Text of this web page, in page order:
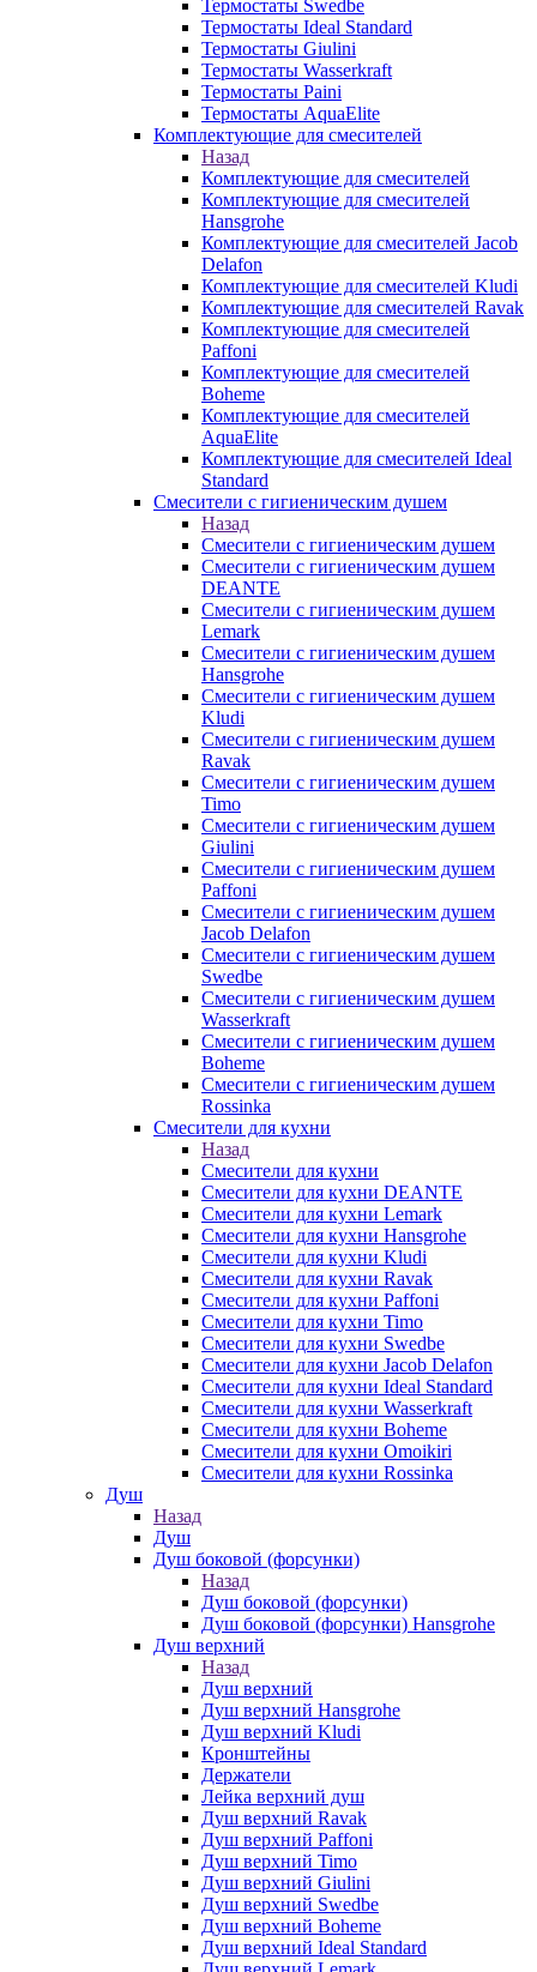
Термостаты Swedbe
Термостаты Ideal Standard
Термостаты Giulini
Термостаты Wasserkraft
Термостаты Paini
Термостаты AquaElite
Комплектующие для смесителей
Назад
Комплектующие для смесителей
Комплектующие для смесителей
Hansgrohe
Комплектующие для смесителей Jacob
Delafon
Комплектующие для смесителей Kludi
Комплектующие для смесителей Ravak
Комплектующие для смесителей
Paffoni
Комплектующие для смесителей
Boheme
Комплектующие для смесителей
AquaElite
Комплектующие для смесителей Ideal
Standard
Смесители с гигиеническим душем
Назад
Смесители с гигиеническим душем
Смесители с гигиеническим душем
DEANTE
Смесители с гигиеническим душем
Lemark
Смесители с гигиеническим душем
Hansgrohe
Смесители с гигиеническим душем
Kludi
Смесители с гигиеническим душем
Ravak
Смесители с гигиеническим душем
Timo
Смесители с гигиеническим душем
Giulini
Смесители с гигиеническим душем
Paffoni
Смесители с гигиеническим душем
Jacob Delafon
Смесители с гигиеническим душем
Swedbe
Смесители с гигиеническим душем
Wasserkraft
Смесители с гигиеническим душем
Boheme
Смесители с гигиеническим душем
Rossinka
Смесители для кухни
Назад
Смесители для кухни
Смесители для кухни DEANTE
Смесители для кухни Lemark
Смесители для кухни Hansgrohe
Смесители для кухни Kludi
Смесители для кухни Ravak
Смесители для кухни Paffoni
Смесители для кухни Timo
Смесители для кухни Swedbe
Смесители для кухни Jacob Delafon
Смесители для кухни Ideal Standard
Смесители для кухни Wasserkraft
Смесители для кухни Boheme
Смесители для кухни Omoikiri
Смесители для кухни Rossinka
Душ
Назад
Душ
Душ боковой (форсунки)
Назад
Душ боковой (форсунки)
Душ боковой (форсунки) Hansgrohe
Душ верхний
Назад
Душ верхний
Душ верхний Hansgrohe
Душ верхний Kludi
Кронштейны
Держатели
Лейка верхний душ
Душ верхний Ravak
Душ верхний Paffoni
Душ верхний Timo
Душ верхний Giulini
Душ верхний Swedbe
Душ верхний Boheme
Душ верхний Ideal Standard